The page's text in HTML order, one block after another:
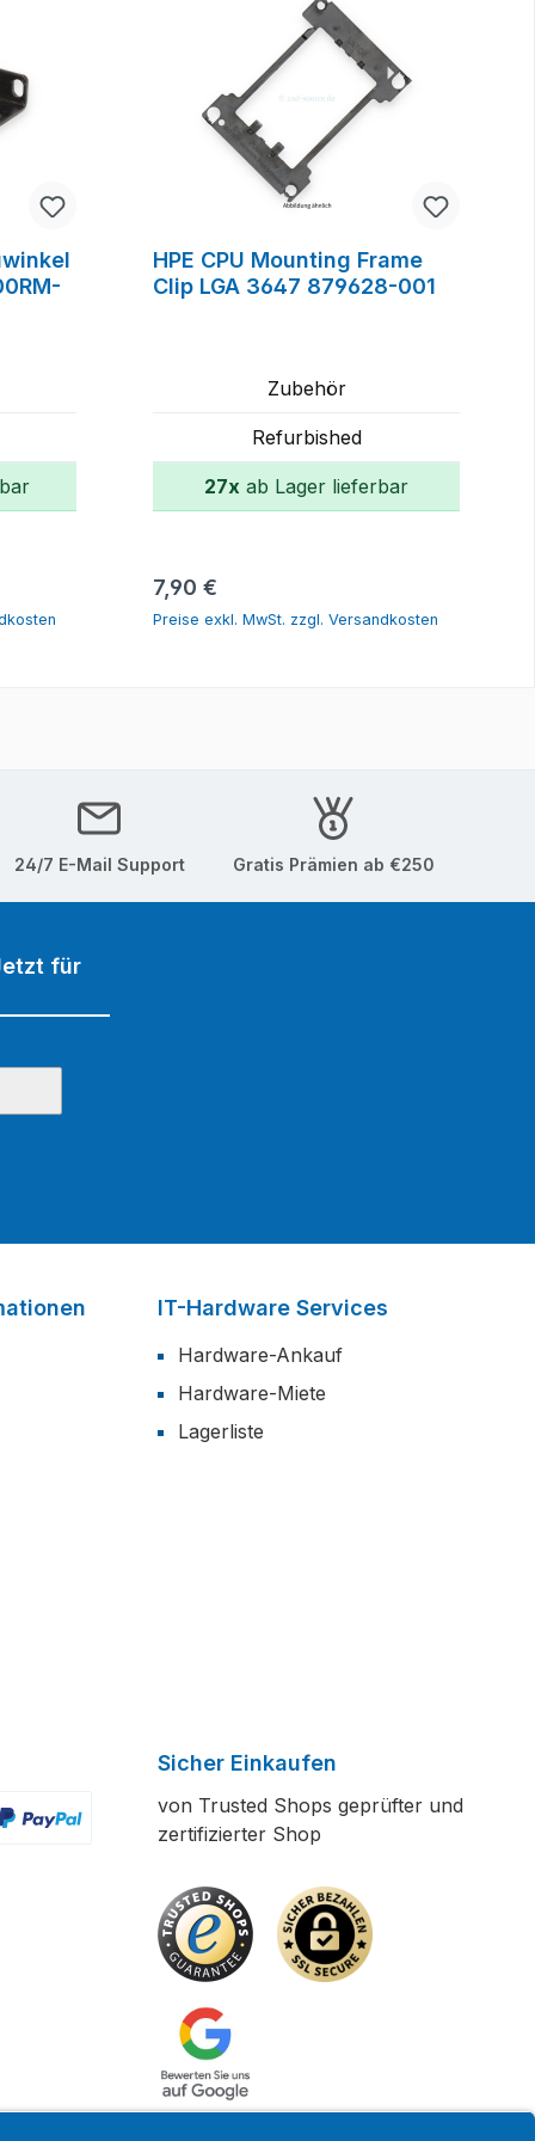
HPE CPU Mounting Frame
Clip LGA 3647 879628-001
Zubehör
Refurbished
27x ab Lager lieferbar
Regulärer Preis:
7,90 €
Preise exkl. MwSt. zzgl. Versandkosten
24/7 E-Mail Support Gratis Prämien ab €250
für
IT-Hardware Services
Hardware-Ankauf
Hardware-Miete
Lagerliste
Sicher Einkaufen
von Trusted Shops geprüfter und
zertifizierter Shop